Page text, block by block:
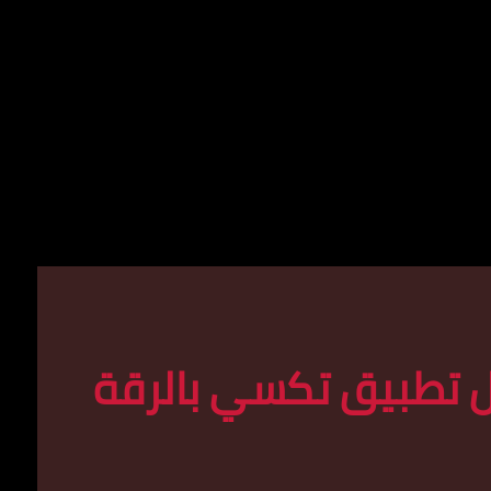
تطبيق تكسي بالرقة